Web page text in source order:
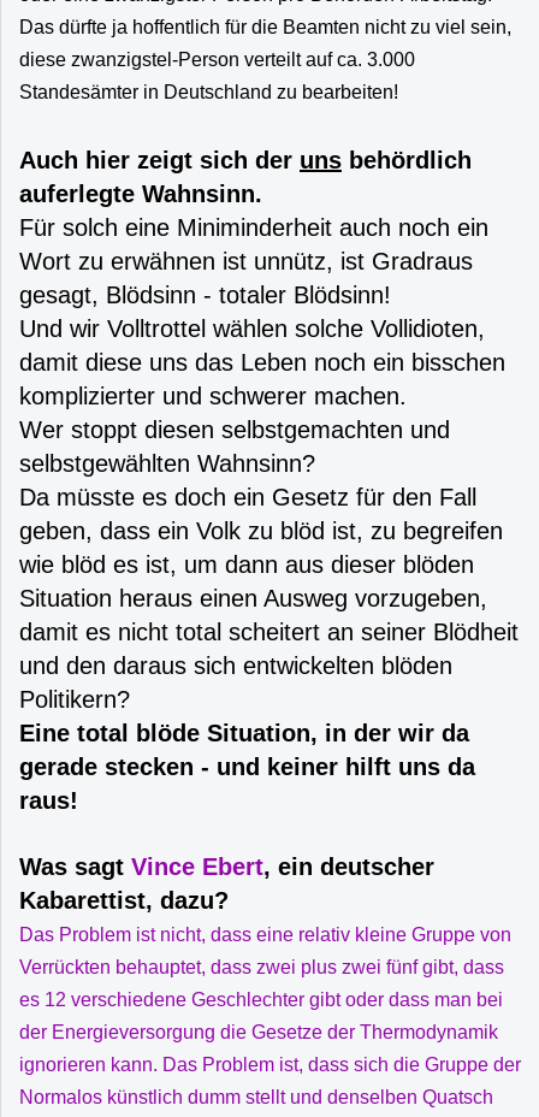
Das dürfte ja hoffentlich für die Beamten nicht zu viel sein,
diese zwanzigstel-Person verteilt auf ca. 3.000
Standesämter in Deutschland zu bearbeiten!
Auch hier zeigt sich der uns behördlich
auferlegte Wahnsinn.
Für solch eine Miniminderheit auch noch ein
Wort zu erwähnen ist unnütz, ist Gradraus
gesagt, Blödsinn - totaler Blödsinn!
Und wir Volltrottel wählen solche Vollidioten,
damit diese uns das Leben noch ein bisschen
komplizierter und schwerer machen.
Wer stoppt diesen selbstgemachten und
selbstgewählten Wahnsinn?
Da müsste es doch ein Gesetz für den Fall
geben, dass ein Volk zu blöd ist, zu begreifen
wie blöd es ist, um dann aus dieser blöden
Situation heraus einen Ausweg vorzugeben,
damit es nicht total scheitert an seiner Blödheit
und den daraus sich entwickelten blöden
Politikern?
Eine total blöde Situation, in der wir da
gerade stecken - und keiner hilft uns da
raus!
Was sagt Vince Ebert, ein deutscher
Kabarettist, dazu?
Das Problem ist nicht, dass eine relativ kleine Gruppe von
Verrückten behauptet, dass zwei plus zwei fünf gibt, dass
es 12 verschiedene Geschlechter gibt oder dass man bei
der Energieversorgung die Gesetze der Thermodynamik
ignorieren kann. Das Problem ist, dass sich die Gruppe der
Normalos künstlich dumm stellt und denselben Quatsch